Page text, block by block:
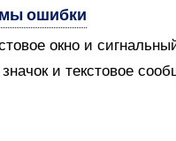
ошибки
окно и
и текстовое